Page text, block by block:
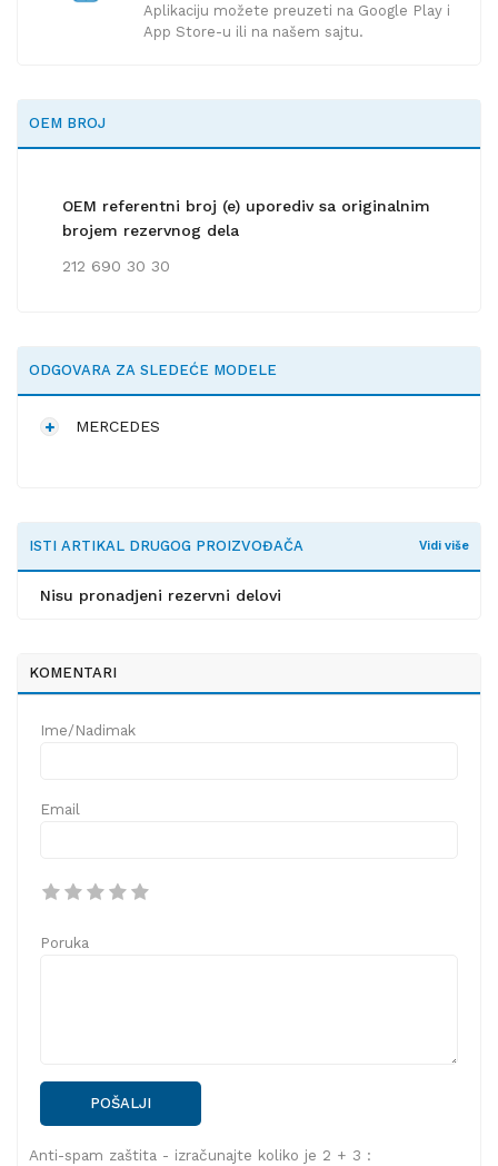
Aplikaciju možete preuzeti na Google Play i
App Store-u ili na našem sajtu.
OEM BROJ
OEM referentni broj (e) uporediv sa originalnim
brojem rezervnog dela
212 690 30 30
ODGOVARA ZA SLEDEĆE MODELE
MERCEDES
ISTI ARTIKAL DRUGOG PROIZVOĐAČA Vidi više
Nisu pronadjeni rezervni delovi
KOMENTARI
Ime/Nadimak
Email
Poruka
POŠALJI
Anti-spam zaštita - izračunajte koliko je 2 + 3 :